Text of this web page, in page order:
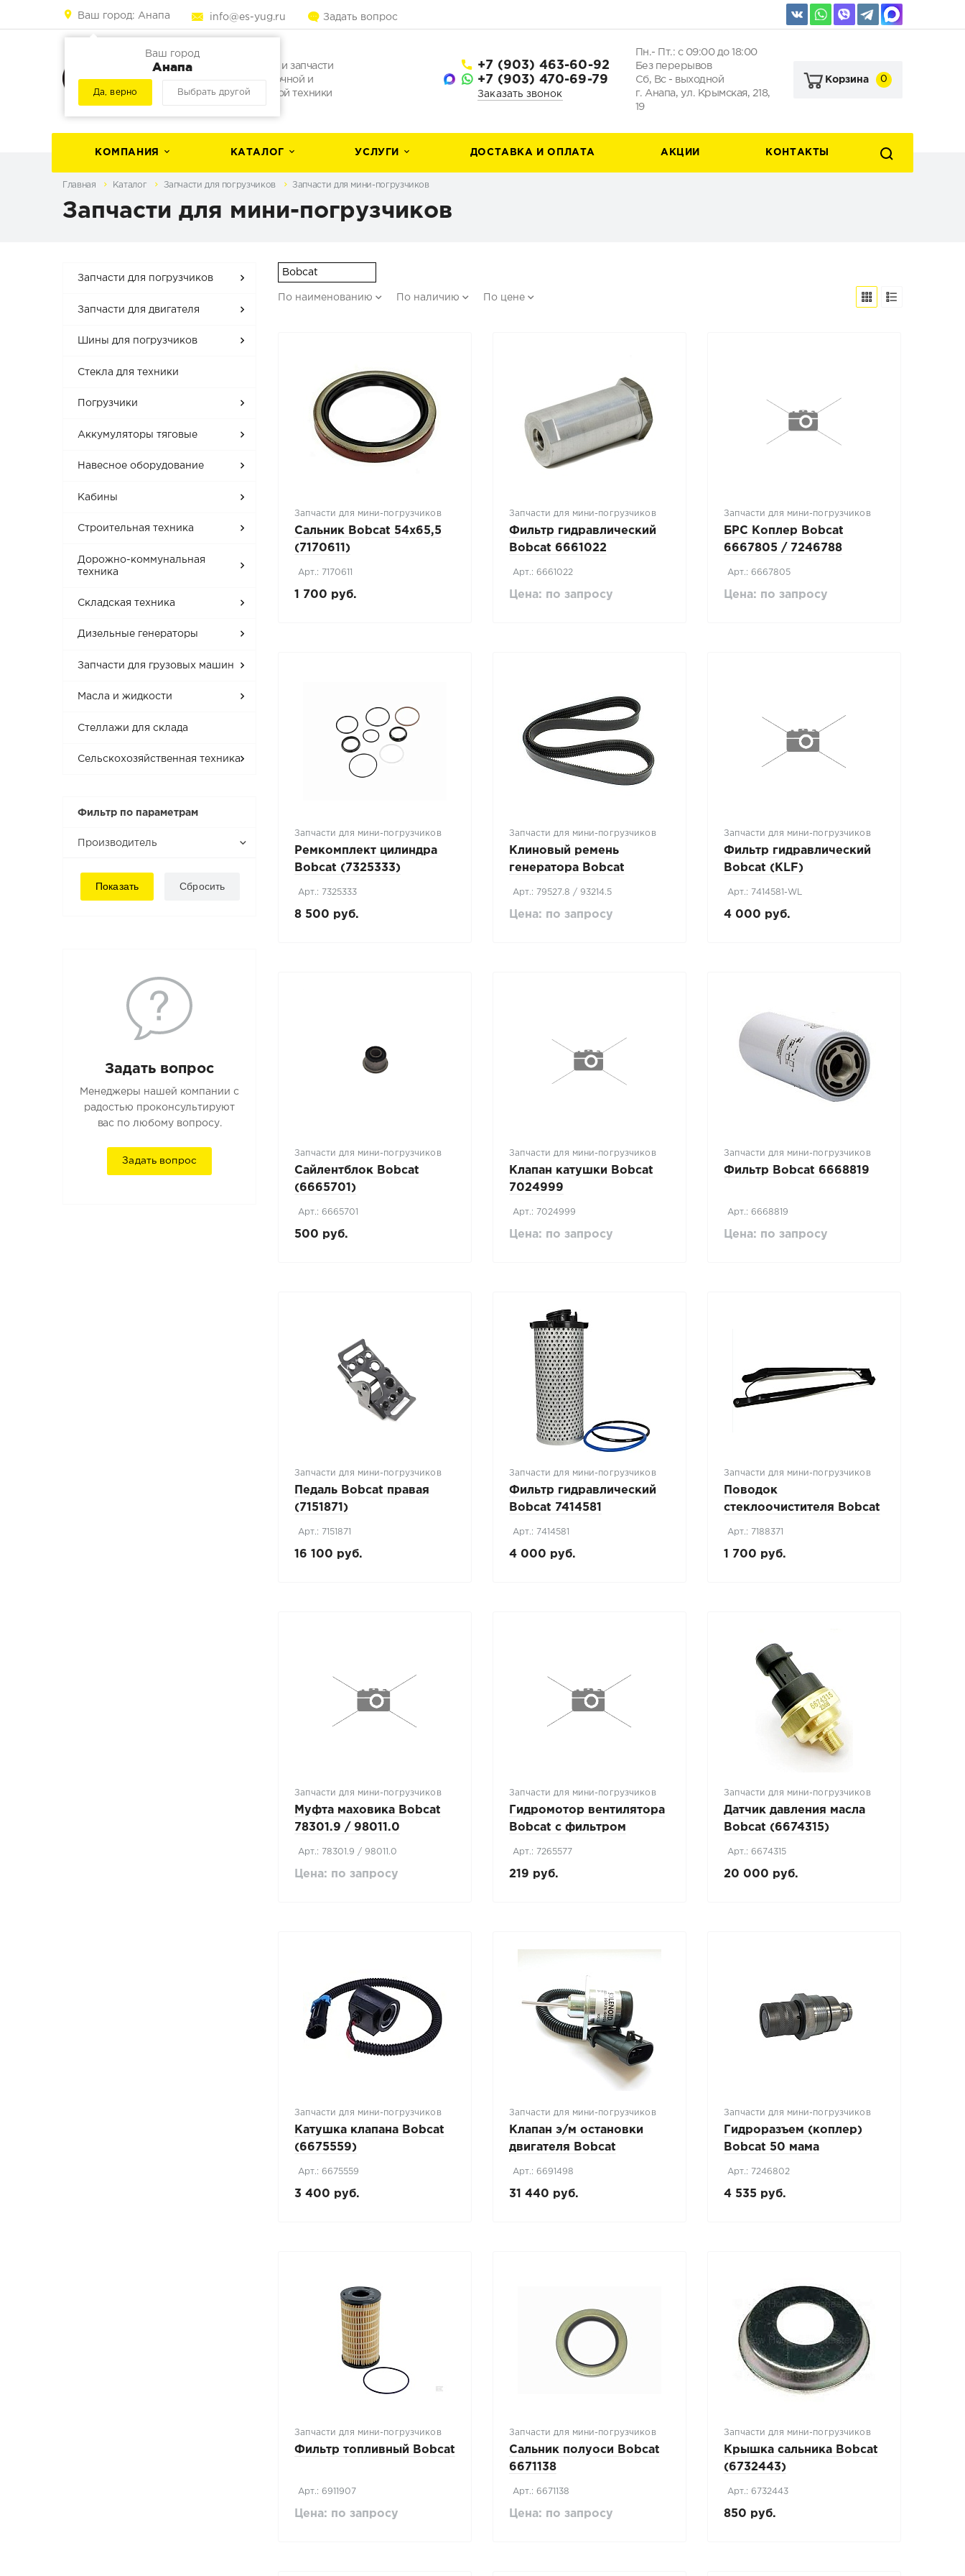
Ваш город: Анапа
Ваш город
Анапа
Да, верно Выбрать другой
info@es-yug.ru Задать вопрос
Погрузчики и запчасти
для погрузочной и
строительной техники
+7 (903) 463-60-92
+7 (903) 470-69-79
Заказать звонок
Пн.- Пт.: с 09:00 до 18:00
Без перерывов
Сб, Вс - выходной
г. Анапа, ул. Крымская, 218,
19
Корзина 0
КОМПАНИЯ КАТАЛОГ УСЛУГИ ДОСТАВКА И ОПЛАТА АКЦИИ КОНТАКТЫ
Главная Каталог Запчасти для погрузчиков Запчасти для мини-погрузчиков
Запчасти для мини-погрузчиков
Запчасти для погрузчиков
Запчасти для двигателя
Шины для погрузчиков
Стекла для техники
Погрузчики
Аккумуляторы тяговые
Навесное оборудование
Кабины
Строительная техника
Дорожно-коммунальная
техника
Складская техника
Дизельные генераторы
Запчасти для грузовых машин
Масла и жидкости
Стеллажи для склада
Сельскохозяйственная техника
Фильтр по параметрам
Производитель
Задать вопрос
Менеджеры нашей компании с
радостью проконсультируют
вас по любому вопросу.
Задать вопрос
Bobcat
По наименованию По наличию По цене
Запчасти для мини-погрузчиков
Сальник Bobcat 54x65,5
(7170611)
Арт.: 7170611
1 700 руб.
Запчасти для мини-погрузчиков
Фильтр гидравлический
Bobcat 6661022
Арт.: 6661022
Цена: по запросу
Запчасти для мини-погрузчиков
БРС Коплер Bobcat
6667805 / 7246788
Арт.: 6667805
Цена: по запросу
Запчасти для мини-погрузчиков
Ремкомплект цилиндра
Bobcat (7325333)
Арт.: 7325333
8 500 руб.
Запчасти для мини-погрузчиков
Клиновый ремень
генератора Bobcat
79527.8 / 93214.5
Арт.: 79527.8 / 93214.5
Цена: по запросу
Запчасти для мини-погрузчиков
Фильтр гидравлический
Bobcat (KLF)
Арт.: 7414581-WL
4 000 руб.
Запчасти для мини-погрузчиков
Сайлентблок Bobcat
(6665701)
Арт.: 6665701
500 руб.
Запчасти для мини-погрузчиков
Клапан катушки Bobcat
7024999
Арт.: 7024999
Цена: по запросу
Запчасти для мини-погрузчиков
Фильтр Bobcat 6668819
Арт.: 6668819
Цена: по запросу
Запчасти для мини-погрузчиков
Педаль Bobcat правая
(7151871)
Арт.: 7151871
16 100 руб.
Запчасти для мини-погрузчиков
Фильтр гидравлический
Bobcat 7414581
Арт.: 7414581
4 000 руб.
Запчасти для мини-погрузчиков
Поводок
стеклоочистителя Bobcat
Арт.: 7188371
1 700 руб.
Запчасти для мини-погрузчиков
Муфта маховика Bobcat
78301.9 / 98011.0
Арт.: 78301.9 / 98011.0
Цена: по запросу
Запчасти для мини-погрузчиков
Гидромотор вентилятора
Bobcat с фильтром
Арт.: 7265577
219 руб.
Запчасти для мини-погрузчиков
Датчик давления масла
Bobcat (6674315)
Арт.: 6674315
20 000 руб.
Запчасти для мини-погрузчиков
Катушка клапана Bobcat
(6675559)
Арт.: 6675559
3 400 руб.
Запчасти для мини-погрузчиков
Клапан э/м остановки
двигателя Bobcat
Арт.: 6691498
31 440 руб.
Запчасти для мини-погрузчиков
Гидроразъем (коплер)
Bobcat 50 мама
Арт.: 7246802
4 535 руб.
Запчасти для мини-погрузчиков
Фильтр топливный Bobcat
Арт.: 6911907
Цена: по запросу
Запчасти для мини-погрузчиков
Сальник полуоси Bobcat
6671138
Арт.: 6671138
Цена: по запросу
Запчасти для мини-погрузчиков
Крышка сальника Bobcat
(6732443)
Арт.: 6732443
850 руб.